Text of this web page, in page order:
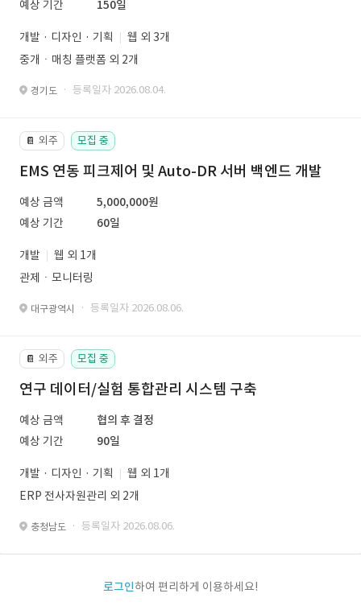
예상 기간
150일
개발 · 디자인 · 기획
웹 외 3개
중개ㆍ매칭 플랫폼 외 2개
경기도 · 등록일자 2026.08.04.
📔 외주 모집 중
EMS 연동 피크제어 및 Auto-DR 서버 백엔드 개발
예상 금액
5,000,000원
예상 기간
60일
개발
웹 외 1개
관제ㆍ모니터링
대구광역시 · 등록일자 2026.08.06.
📔 외주 모집 중
연구 데이터/실험 통합관리 시스템 구축
예상 금액
협의 후 결정
예상 기간
90일
개발 · 디자인 · 기획
웹 외 1개
ERP 전사자원관리 외 2개
충청남도 · 등록일자 2026.08.06.
로그인하여 편리하게 이용하세요!